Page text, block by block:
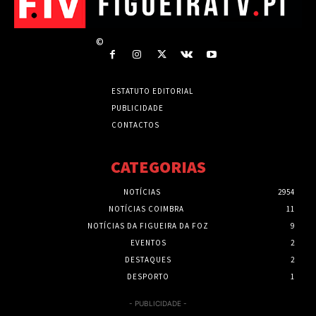
©
ESTATUTO EDITORIAL
PUBLICIDADE
CONTACTOS
CATEGORIAS
NOTÍCIAS
2954
NOTÍCIAS COIMBRA
11
NOTÍCIAS DA FIGUEIRA DA FOZ
9
EVENTOS
2
DESTAQUES
2
DESPORTO
1
- PUBLICIDADE -